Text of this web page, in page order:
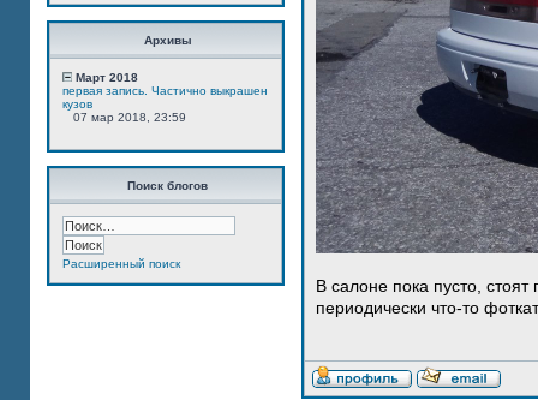
Архивы
Март 2018
первая запись. Частично выкрашен
кузов
07 мар 2018, 23:59
Поиск блогов
Расширенный поиск
В салоне пока пусто,
периодически что-то